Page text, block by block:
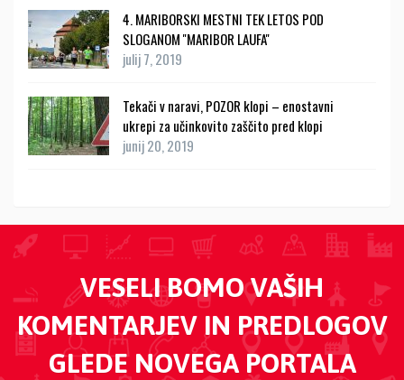
4. MARIBORSKI MESTNI TEK LETOS POD
SLOGANOM ''MARIBOR LAUFA''
julij 7, 2019
Tekači v naravi, POZOR klopi – enostavni
ukrepi za učinkovito zaščito pred klopi
junij 20, 2019
VESELI BOMO VAŠIH
KOMENTARJEV IN PREDLOGOV
GLEDE NOVEGA PORTALA